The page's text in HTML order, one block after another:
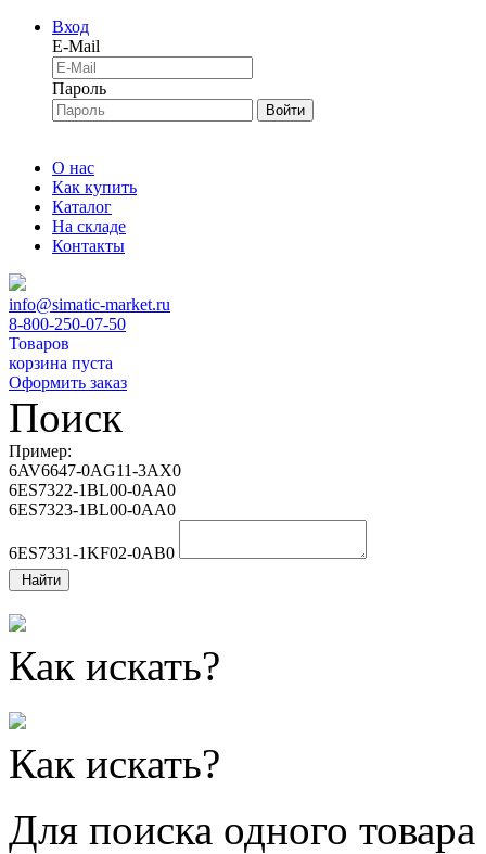
Вход
E-Mail
Пароль
Войти
О нас
Как купить
Каталог
На складе
Контакты
info@simatic-market.ru
8-800-250-07-50
Товаров
корзина пуста
Оформить заказ
Поиск
Пример:
6AV6647-0AG11-3AX0
6ES7322-1BL00-0AA0
6ES7323-1BL00-0AA0
6ES7331-1KF02-0AB0
Найти
Как искать?
Как искать?
Для поиска одного